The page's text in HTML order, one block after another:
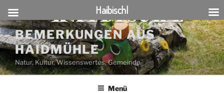
Zum
Inhalt
springen
BEMERKUNGEN AUS
HAIDMÜHLE
Natur, Kultur, Wissenswertes, Gemeinde
Menü
Haibischl